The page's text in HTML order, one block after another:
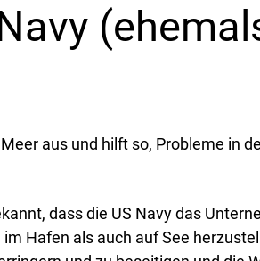
Newsletter
aus und hilft so, Probleme in
dass die US Navy das
Hafen als auch auf See